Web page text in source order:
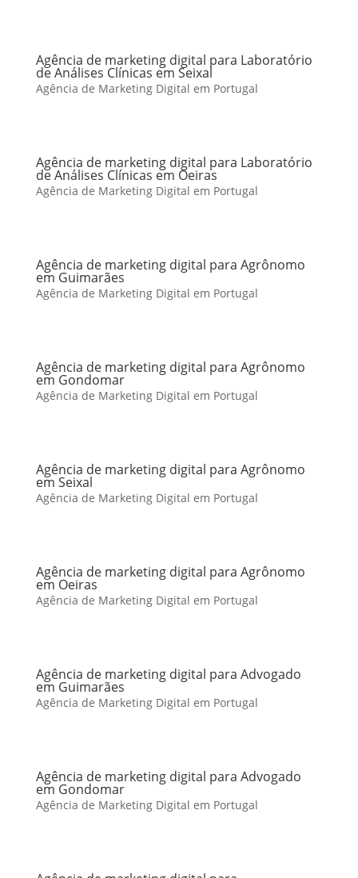
Agência de marketing digital para Laboratório
de Análises Clínicas em Seixal
Agência de Marketing Digital em Portugal
Agência de marketing digital para Laboratório
de Análises Clínicas em Oeiras
Agência de Marketing Digital em Portugal
Agência de marketing digital para Agrônomo
em Guimarães
Agência de Marketing Digital em Portugal
Agência de marketing digital para Agrônomo
em Gondomar
Agência de Marketing Digital em Portugal
Agência de marketing digital para Agrônomo
em Seixal
Agência de Marketing Digital em Portugal
Agência de marketing digital para Agrônomo
em Oeiras
Agência de Marketing Digital em Portugal
Agência de marketing digital para Advogado
em Guimarães
Agência de Marketing Digital em Portugal
Agência de marketing digital para Advogado
em Gondomar
Agência de Marketing Digital em Portugal